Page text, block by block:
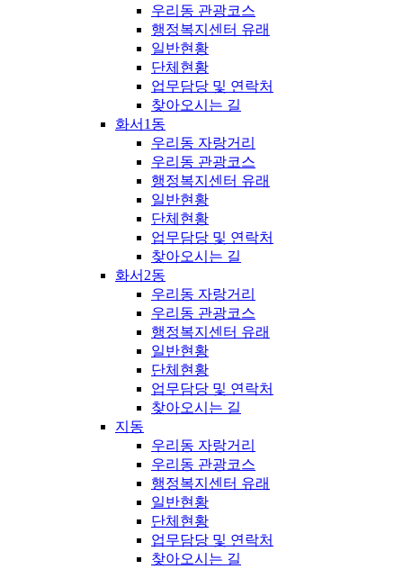
우리동 관광코스
행정복지센터 유래
일반현황
단체현황
업무담당 및 연락처
찾아오시는 길
화서1동
우리동 자랑거리
우리동 관광코스
행정복지센터 유래
일반현황
단체현황
업무담당 및 연락처
찾아오시는 길
화서2동
우리동 자랑거리
우리동 관광코스
행정복지센터 유래
일반현황
단체현황
업무담당 및 연락처
찾아오시는 길
지동
우리동 자랑거리
우리동 관광코스
행정복지센터 유래
일반현황
단체현황
업무담당 및 연락처
찾아오시는 길